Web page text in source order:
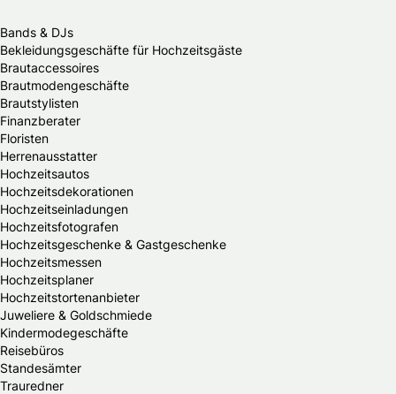
Bands & DJs
Bekleidungsgeschäfte für Hochzeitsgäste
Brautaccessoires
Brautmodengeschäfte
Brautstylisten
Finanzberater
Floristen
Herrenausstatter
Hochzeitsautos
Hochzeitsdekorationen
Hochzeitseinladungen
Hochzeitsfotografen
Hochzeitsgeschenke & Gastgeschenke
Hochzeitsmessen
Hochzeitsplaner
Hochzeitstortenanbieter
Juweliere & Goldschmiede
Kindermodegeschäfte
Reisebüros
Standesämter
Trauredner